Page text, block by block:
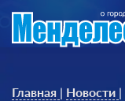
Главная | Новости |